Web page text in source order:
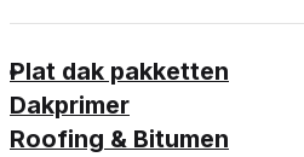
Plat dak pakketten
Dakprimer
Roofing & Bitumen